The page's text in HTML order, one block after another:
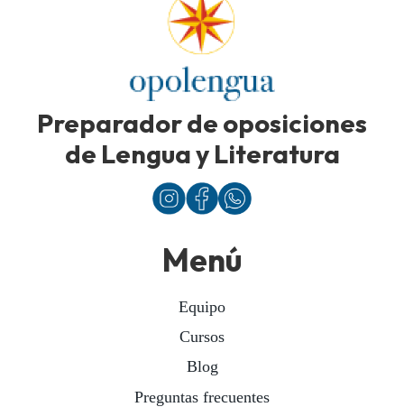
Preparador de oposiciones
de Lengua y Literatura
Menú
Equipo
Cursos
Blog
Preguntas frecuentes